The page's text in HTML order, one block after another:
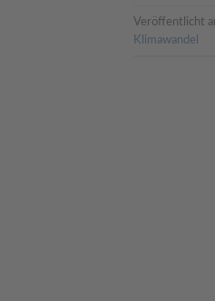
Veröffentlicht
Klimawandel